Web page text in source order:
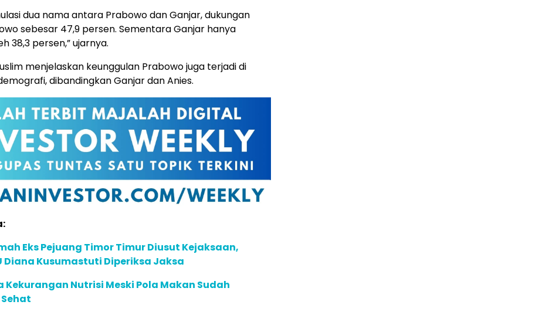
dua nama antara Prabowo dan Ganjar, dukungan
sebesar 47,9 persen. Sementara Ganjar hanya
38,3 persen,” ujarnya.
menjelaskan keunggulan Prabowo juga terjadi di
dibandingkan Ganjar dan Anies.
Eks Pejuang Timor Timur Diusut Kejaksaan,
Diana Kusumastuti Diperiksa Jaksa
Kekurangan Nutrisi Meski Pola Makan Sudah